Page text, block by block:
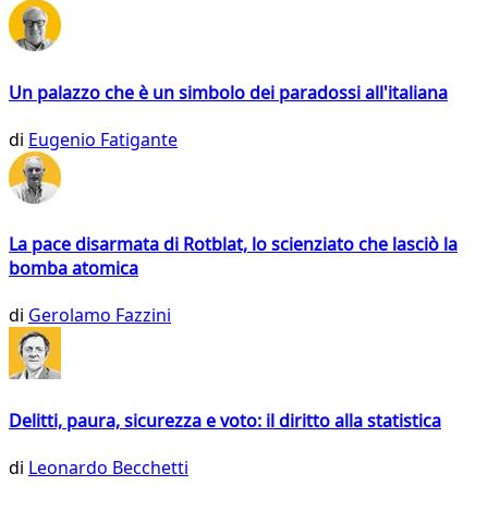
Un palazzo che è un simbolo dei paradossi all'italiana
di Eugenio Fatigante
La pace disarmata di Rotblat, lo scienziato che lasciò la
bomba atomica
di Gerolamo Fazzini
Delitti, paura, sicurezza e voto: il diritto alla statistica
di Leonardo Becchetti